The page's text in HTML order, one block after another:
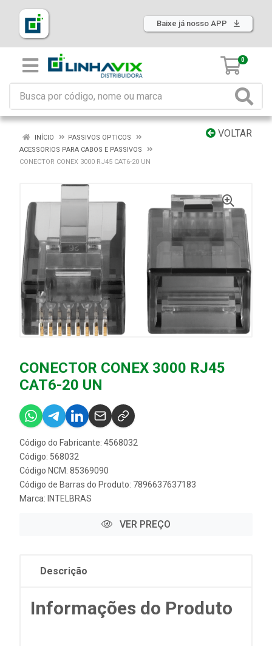
Baixe já nosso APP
0
VOLTAR
INÍCIO
PASSIVOS OPTICOS
ACESSORIOS PARA CABOS E PASSIVOS
CONECTOR CONEX 3000 RJ45 CAT6-20 UN
CONECTOR CONEX 3000 RJ45
CAT6-20 UN
Código do Fabricante: 4568032
Código: 568032
Código NCM: 85369090
Código de Barras do Produto: 7896637637183
Marca: INTELBRAS
VER PREÇO
Descrição
Informações do Produto